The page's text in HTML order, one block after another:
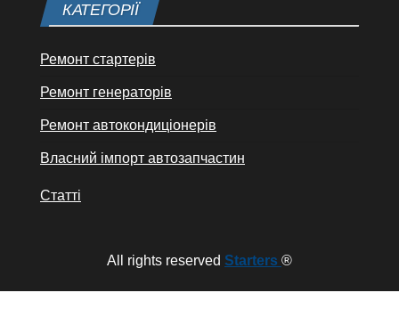
КАТЕГОРІЇ
Ремонт стартерів
Ремонт генераторів
Ремонт автокондиціонерів
Власний імпорт автозапчастин
Статті
All rights reserved Starters ®